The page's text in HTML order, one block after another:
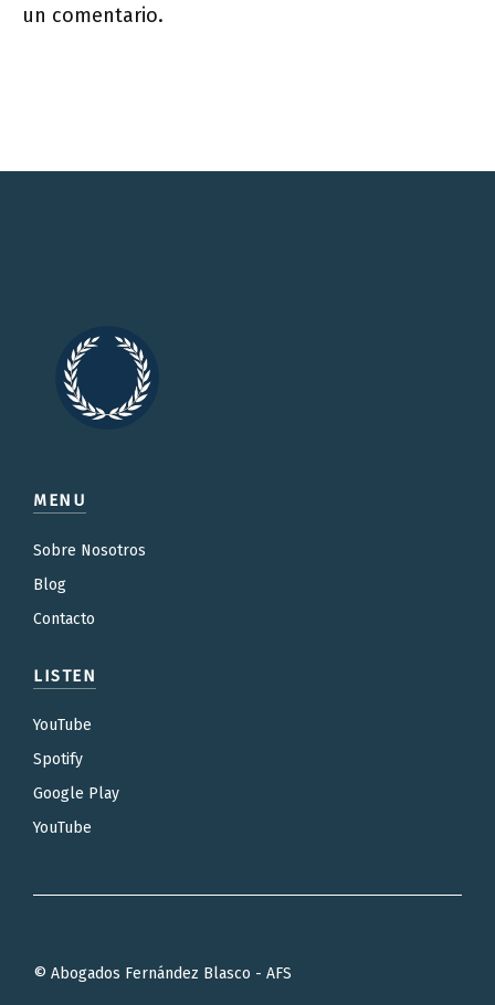
un comentario.
MENU
Sobre Nosotros
Blog
Contacto
LISTEN
YouTube
Spotify
Google Play
YouTube
© Abogados Fernández Blasco - AFS